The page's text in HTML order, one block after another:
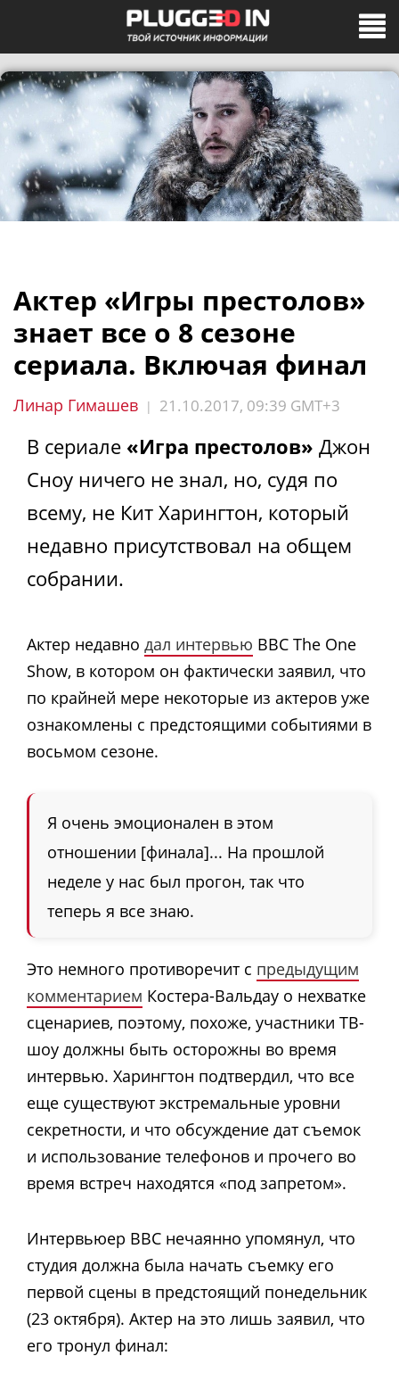
Актер «Игры престолов»
знает все о 8 сезоне
сериала. Включая финал
Линар Гимашев | 21.10.2017, 09:39 GMT+3
В сериале «Игра престолов» Джон
Сноу ничего не знал, но, судя по
всему, не Кит Харингтон, который
недавно присутствовал на общем
собрании.
Актер недавно дал интервью BBC The One
Show, в котором он фактически заявил, что
по крайней мере некоторые из актеров уже
ознакомлены с предстоящими событиями в
восьмом сезоне.
Я очень эмоционален в этом
отношении [финала]... На прошлой
неделе у нас был прогон, так что
теперь я все знаю.
Это немного противоречит с предыдущим
комментарием Костера-Вальдау о нехватке
сценариев, поэтому, похоже, участники ТВ-
шоу должны быть осторожны во время
интервью. Харингтон подтвердил, что все
еще существуют экстремальные уровни
секретности, и что обсуждение дат съемок
и использование телефонов и прочего во
время встреч находятся «под запретом».
Интервьюер BBC нечаянно упомянул, что
студия должна была начать съемку его
первой сцены в предстоящий понедельник
(23 октября). Актер на это лишь заявил, что
его тронул финал: